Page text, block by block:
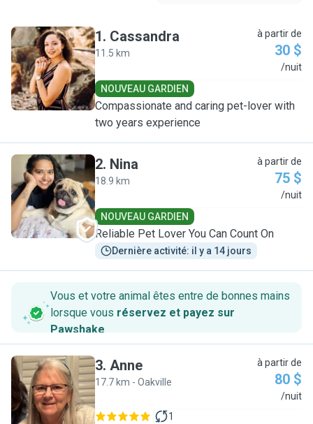
C
1. Cassandra
11.5 km
à partir de
30 $
/nuit
NOUVEAU GARDIEN
Compassionate and caring pet-lover with
two years experience
N
2. Nina
18.9 km
à partir de
75 $
/nuit
NOUVEAU GARDIEN
Reliable Pet Lover You Can Count On
Dernière activité: il y a 14 jours
Vous et votre animal êtes entre de bonnes mains
lorsque vous réservez et payez sur
Pawshake.
A
3. Anne
17.7 km - Oakville
à partir de
80 $
/nuit
1